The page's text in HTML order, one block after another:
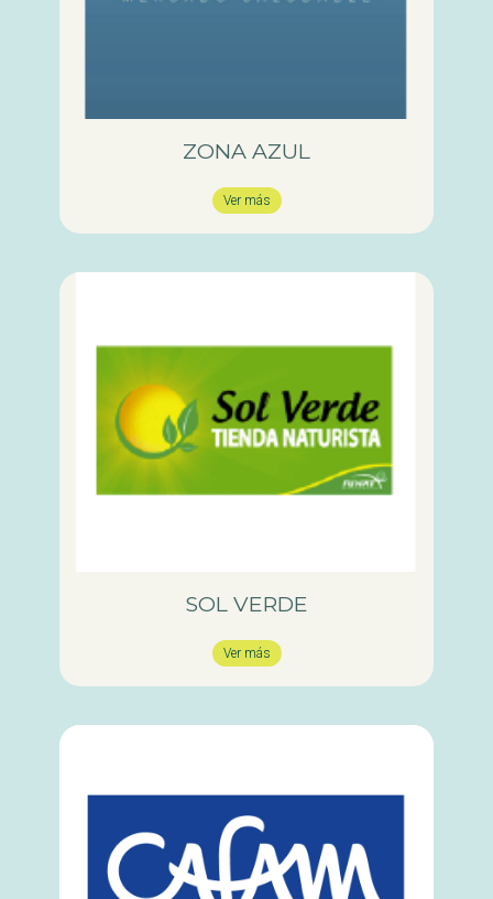
ZONA AZUL
Ver más
SOL VERDE
Ver más